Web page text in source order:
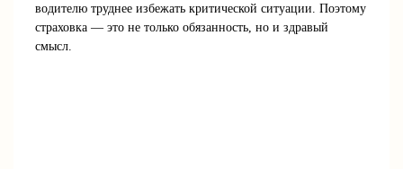
водителю труднее избежать критической ситуации. Поэтому
страховка — это не только обязанность, но и здравый
смысл.